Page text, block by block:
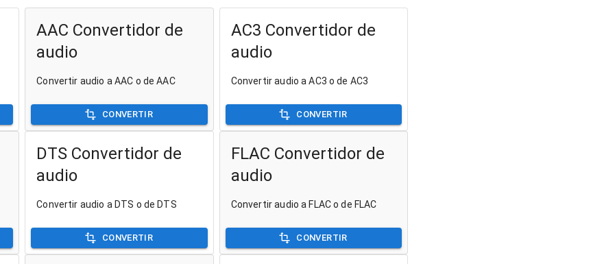
AAC Convertidor de
audio
Convertir audio a AAC o de AAC
CONVERTIR
AC3 Convertidor de
audio
Convertir audio a AC3 o de AC3
CONVERTIR
DTS Convertidor de
audio
Convertir audio a DTS o de DTS
CONVERTIR
FLAC Convertidor de
audio
Convertir audio a FLAC o de FLAC
CONVERTIR